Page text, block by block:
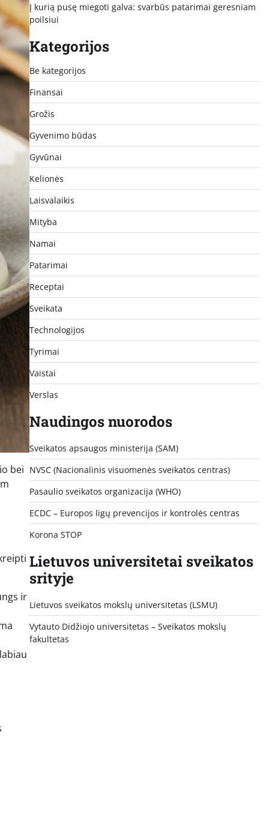
bei
ir
Į kurią pusę miegoti galva: svarbūs patarimai geresniam
poilsiui
Kategorijos
Be kategorijos
Finansai
Grožis
Gyvenimo būdas
Gyvūnai
Kelionės
Laisvalaikis
Mityba
Namai
Patarimai
Receptai
Sveikata
Technologijos
Tyrimai
Vaistai
Verslas
Naudingos nuorodos
Sveikatos apsaugos ministerija (SAM)
NVSC (Nacionalinis visuomenės sveikatos centras)
Pasaulio sveikatos organizacija (WHO)
ECDC – Europos ligų prevencijos ir kontrolės centras
Korona STOP
Lietuvos universitetai sveikatos
srityje
Lietuvos sveikatos mokslų universitetas (LSMU)
Vytauto Didžiojo universitetas – Sveikatos mokslų
fakultetas